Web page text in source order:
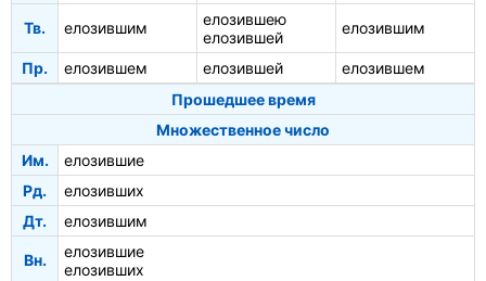
Тв. елозившим
елозившею
елозившей
елозившим
Пр. елозившем елозившей
елозившем
Прошедшее время
Множественное число
Им.
елозившие
Рд.
елозивших
Дт.
елозившим
Вн.
елозившие
елозивших